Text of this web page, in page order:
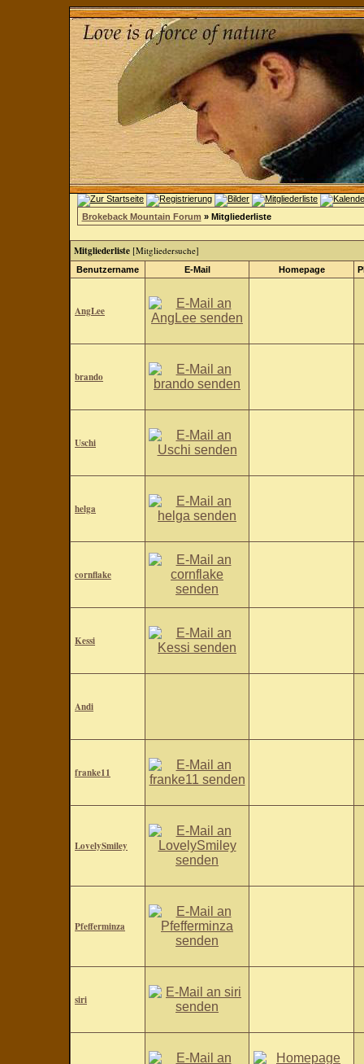
Brokeback Mountain Forum » Mitgliederliste
Mitgliederliste [Mitgliedersuche]
Benutzername E-Mail Homepage
AngLee
brando
Uschi
helga
cornflake
Kessi
Andi
franke11
LovelySmiley
Pfefferminza
siri